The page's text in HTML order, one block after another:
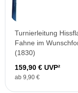
Turnierleitung
Fahne im
(1830)
159,90 € UVP²
ab 9,90 €